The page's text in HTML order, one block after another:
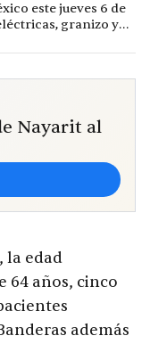
este jueves 6 de
granizo y
Nayarit al
la edad
64 años, cinco
además